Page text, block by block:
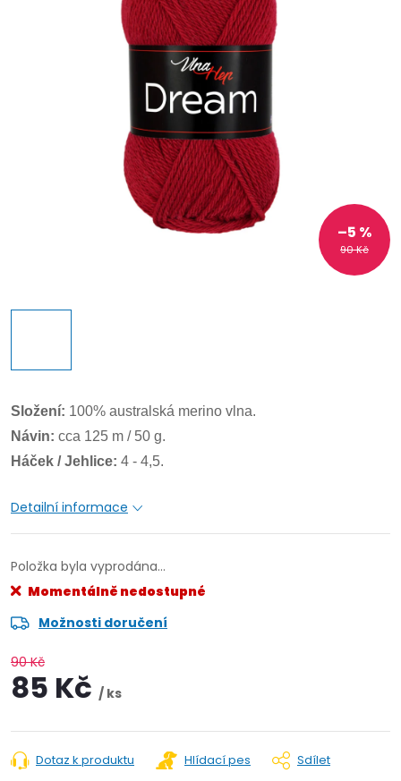
90 Kč
–5 %
Složení: 100% australská merino vlna.
Návin: cca 125 m / 50 g.
Háček / Jehlice: 4 - 4,5.
Detailní informace
Položka byla vyprodána…
Momentálně nedostupné
Možnosti doručení
90 Kč
85 Kč / ks
Dotaz k produktu Hlídací pes Sdílet